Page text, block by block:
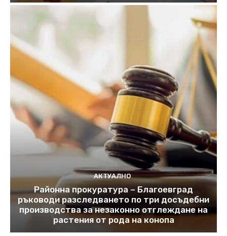
АКТУАЛНО
Районна прокуратура – Благоевград
ръководи разследването по три досъдебни
производства за незаконно отглеждане на
растения от рода на конопа